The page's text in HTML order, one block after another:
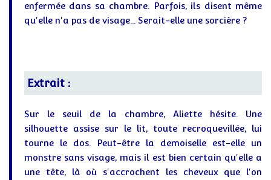
enfermée dans sa chambre. Parfois, ils disent même
qu'elle n'a pas de visage... Serait-elle une sorcière ?
Extrait :
Sur le seuil de la chambre, Aliette hésite. Une
silhouette assise sur le lit, toute recroquevillée, lui
tourne le dos. Peut-être la demoiselle est-elle un
monstre sans visage, mais il est bien certain qu'elle a
une tête, là où s'accrochent les cheveux que l'on